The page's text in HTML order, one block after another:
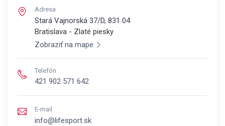
Adresa
Stará Vajnorská 37/D, 831 04
Bratislava - Zlaté piesky
Zobraziť na mape
Telefón
421 902 571 642
E-mail
info@lifesport.sk